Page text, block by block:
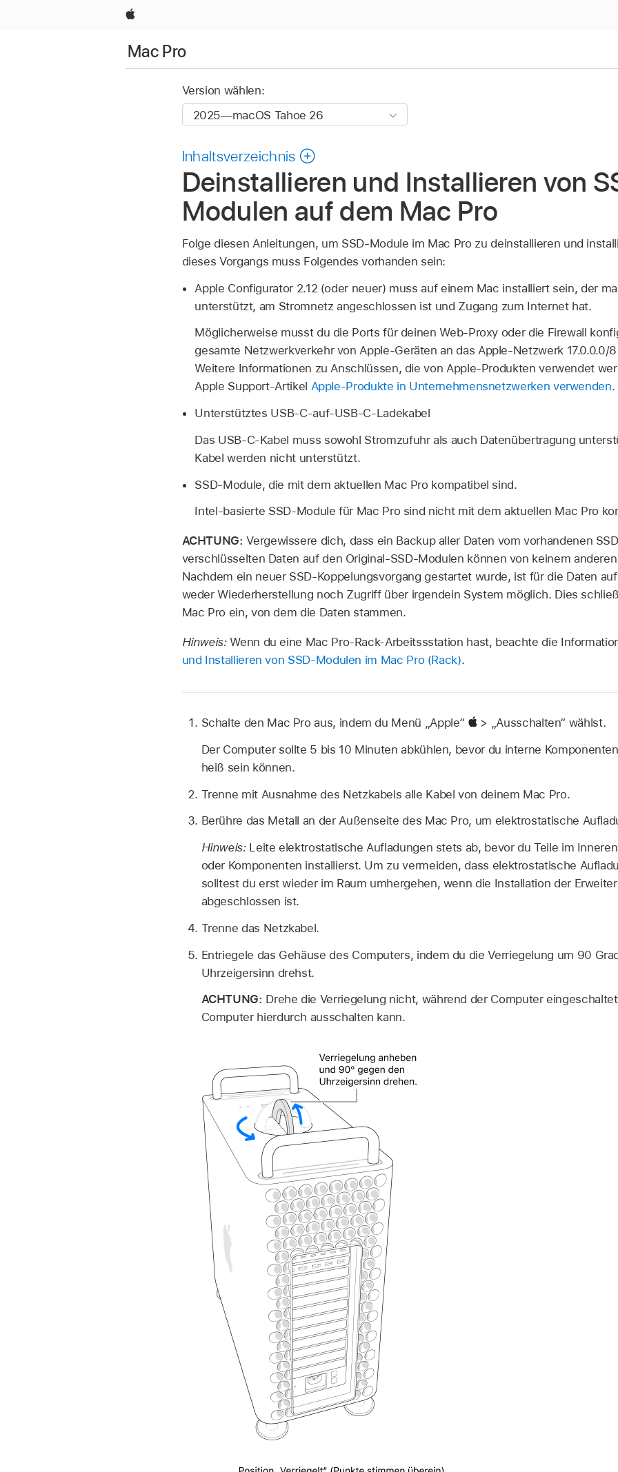
Apple
Mac Pro
Version wählen:
Inhaltsverzeichnis
Deinstallieren und Installieren von
Modulen auf dem Mac Pro
Folge diesen Anleitungen, um SSD-Module im Mac Pro zu deinstallieren und
dieses Vorgangs muss Folgendes vorhanden sein:
Apple Configurator 2.12 (oder neuer) muss auf einem Mac installiert sein, der
unterstützt, am Stromnetz angeschlossen ist und Zugang zum Internet hat.
Möglicherweise musst du die Ports für deinen Web-Proxy oder die Firewall
gesamte Netzwerkverkehr von Apple-Geräten an das Apple-Netzwerk 17.0.0.0/
Weitere Informationen zu Anschlüssen, die von Apple-Produkten verwendet
Apple Support-Artikel Apple-Produkte in Unternehmensnetzwerken verwenden.
Unterstütztes USB-C-auf-USB-C-Ladekabel
Das USB-C-Kabel muss sowohl Stromzufuhr als auch Datenübertragung
Kabel werden nicht unterstützt.
SSD-Module, die mit dem aktuellen Mac Pro kompatibel sind.
Intel-basierte SSD-Module für Mac Pro sind nicht mit dem aktuellen Mac Pro
ACHTUNG:Vergewissere dich, dass ein Backup aller Daten vom vorhandenen
verschlüsselten Daten auf den Original-SSD-Modulen können von keinem
Nachdem ein neuer SSD-Koppelungsvorgang gestartet wurde, ist für die Daten
weder Wiederherstellung noch Zugriff über irgendein System möglich. Dies
Mac Pro ein, von dem die Daten stammen.
Hinweis:Wenn du eine Mac Pro-Rack-Arbeitssstation hast, beachte die
und Installieren von SSD-Modulen im Mac Pro (Rack).
Schalte den Mac Pro aus, indem du Menü „Apple“
> „Ausschalten“ wählst.
Der Computer sollte 5 bis 10 Minuten abkühlen, bevor du interne
heiß sein können.
Trenne mit Ausnahme des Netzkabels alle Kabel von deinem Mac Pro.
Berühre das Metall an der Außenseite des Mac Pro, um elektrostatische
Hinweis: Leite elektrostatische Aufladungen stets ab, bevor du Teile im
oder Komponenten installierst. Um zu vermeiden, dass elektrostatische
solltest du erst wieder im Raum umhergehen, wenn die Installation der
abgeschlossen ist.
Trenne das Netzkabel.
Entriegele das Gehäuse des Computers, indem du die Verriegelung um 90
Uhrzeigersinn drehst.
ACHTUNG: Drehe die Verriegelung nicht, während der Computer
Computer hierdurch ausschalten kann.